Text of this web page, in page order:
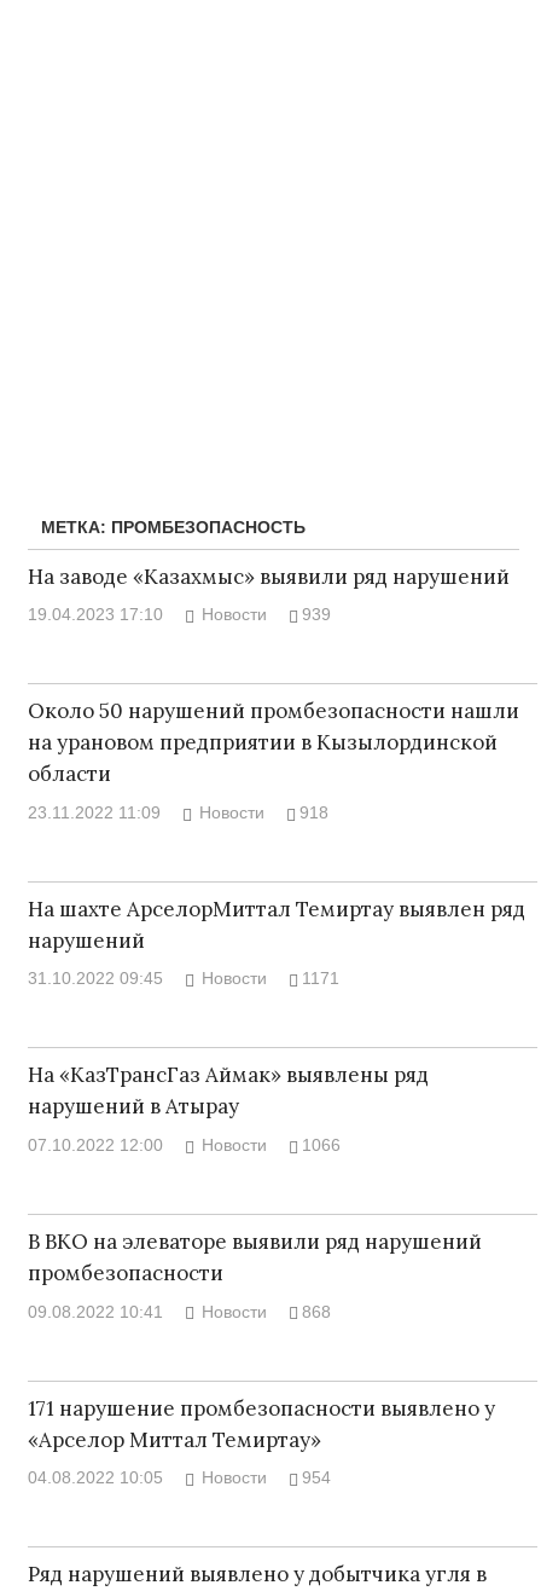
МЕТКА: ПРОМБЕЗОПАСНОСТЬ
На заводе «Казахмыс» выявили ряд нарушений
19.04.2023 17:10 Новости 939
Около 50 нарушений промбезопасности нашли
на урановом предприятии в Кызылординской
области
23.11.2022 11:09 Новости 918
На шахте АрселорМиттал Темиртау выявлен ряд
нарушений
31.10.2022 09:45 Новости 1171
На «КазТрансГаз Аймак» выявлены ряд
нарушений в Атырау
07.10.2022 12:00 Новости 1066
В ВКО на элеваторе выявили ряд нарушений
промбезопасности
09.08.2022 10:41 Новости 868
171 нарушение промбезопасности выявлено у
«Арселор Миттал Темиртау»
04.08.2022 10:05 Новости 954
Ряд нарушений выявлено у добытчика угля в